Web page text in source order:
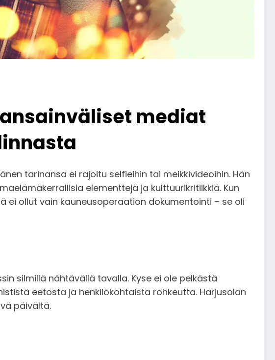
mediat
tarinansa ei rajoitu selfieihin tai meikkivideoihin. Hän
elementtejä ja kulttuurikritiikkiä. Kun
ei ollut vain kauneusoperaation dokumentointi – se oli
silmillä nähtävällä tavalla. Kyse ei ole pelkästä
eetosta ja henkilökohtaista rohkeutta. Harjusolan
päivältä.